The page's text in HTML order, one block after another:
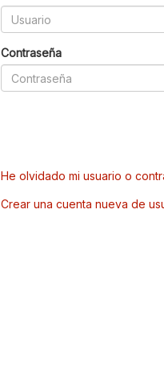
Contraseña
He olvidado mi usuario o
Crear una cuenta nueva de